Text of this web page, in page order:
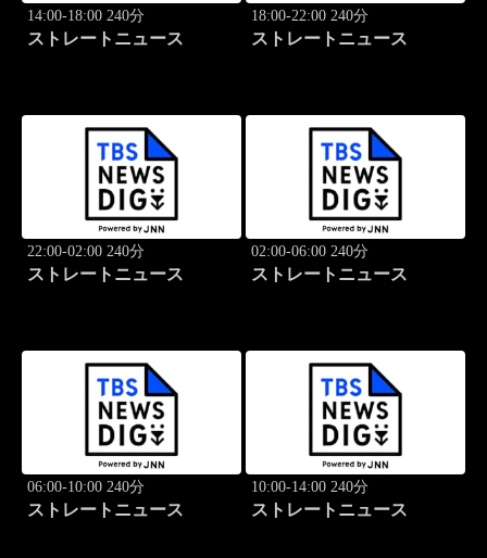
14:00-18:00 240分
ストレートニュース
18:00-22:00 240分
ストレートニュース
22:00-02:00 240分
ストレートニュース
02:00-06:00 240分
ストレートニュース
06:00-10:00 240分
ストレートニュース
10:00-14:00 240分
ストレートニュース